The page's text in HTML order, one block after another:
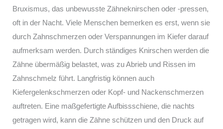
Bruxismus, das unbewusste Zähneknirschen oder -pressen,
oft in der Nacht. Viele Menschen bemerken es erst, wenn sie
durch Zahnschmerzen oder Verspannungen im Kiefer darauf
aufmerksam werden. Durch ständiges Knirschen werden die
Zähne übermäßig belastet, was zu Abrieb und Rissen im
Zahnschmelz führt. Langfristig können auch
Kiefergelenkschmerzen oder Kopf- und Nackenschmerzen
auftreten. Eine maßgefertigte Aufbissschiene, die nachts
getragen wird, kann die Zähne schützen und den Druck auf